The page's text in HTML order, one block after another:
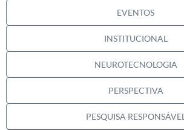
EVENTOS
INSTITUCIONAL
NEUROTECNOLOGIA
PERSPECTIVA
PESQUISA RESPONSÁVEL